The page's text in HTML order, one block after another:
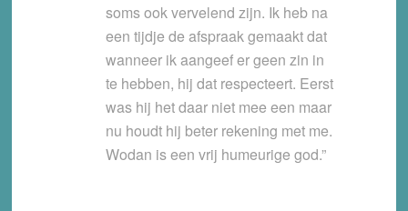
soms ook vervelend zijn. Ik heb na
een tijdje de afspraak gemaakt dat
wanneer ik aangeef er geen zin in
te hebben, hij dat respecteert. Eerst
was hij het daar niet mee een maar
nu houdt hij beter rekening met me.
Wodan is een vrij humeurige god.”